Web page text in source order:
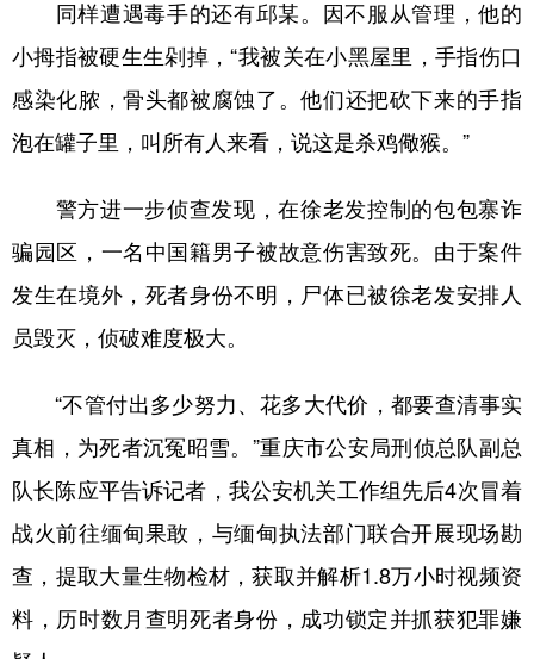
同样遭遇毒手的还有邱某。因不服从管理，他的
小拇指被硬生生剁掉，“我被关在小黑屋里，手指伤口
感染化脓，骨头都被腐蚀了。他们还把砍下来的手指
泡在罐子里，叫所有人来看，说这是杀鸡儆猴。”
警方进一步侦查发现，在徐老发控制的包包寨诈
骗园区，一名中国籍男子被故意伤害致死。由于案件
发生在境外，死者身份不明，尸体已被徐老发安排人
员毁灭，侦破难度极大。
“不管付出多少努力、花多大代价，都要查清事实
真相，为死者沉冤昭雪。”重庆市公安局刑侦总队副总
队长陈应平告诉记者，我公安机关工作组先后4次冒着
战火前往缅甸果敢，与缅甸执法部门联合开展现场勘
查，提取大量生物检材，获取并解析1.8万小时视频资
料，历时数月查明死者身份，成功锁定并抓获犯罪嫌